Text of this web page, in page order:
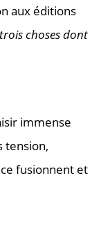
aux éditions
choses dont
immense
tension,
fusionnent et